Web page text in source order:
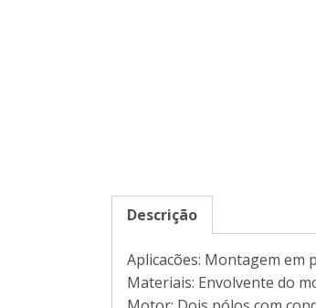
Descrição
Aplicacões: Montagem em
Materiais: Envolvente do